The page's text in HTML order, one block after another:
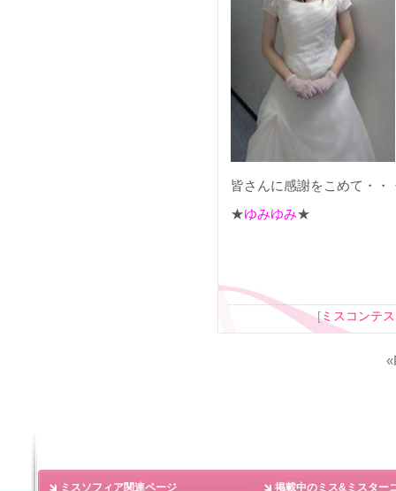
皆さんに感謝をこめて・・
★ゆみゆみ★
[ミスコンテ
ミスソフィア関連ページ 掲載中のミス&ミスター